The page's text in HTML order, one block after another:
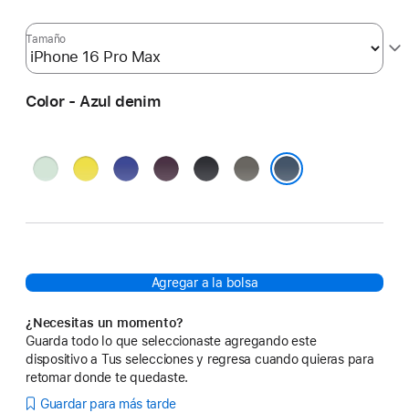
Tamaño
Color - Azul denim
Aguamarina
AmarilloUltramarino
CiruelaNegroGris
Agregar a la bolsa
¿Necesitas un momento?
Guarda todo lo que seleccionaste agregando este
dispositivo a Tus selecciones y regresa cuando quieras para
retomar donde te quedaste.
Guardar para más tarde